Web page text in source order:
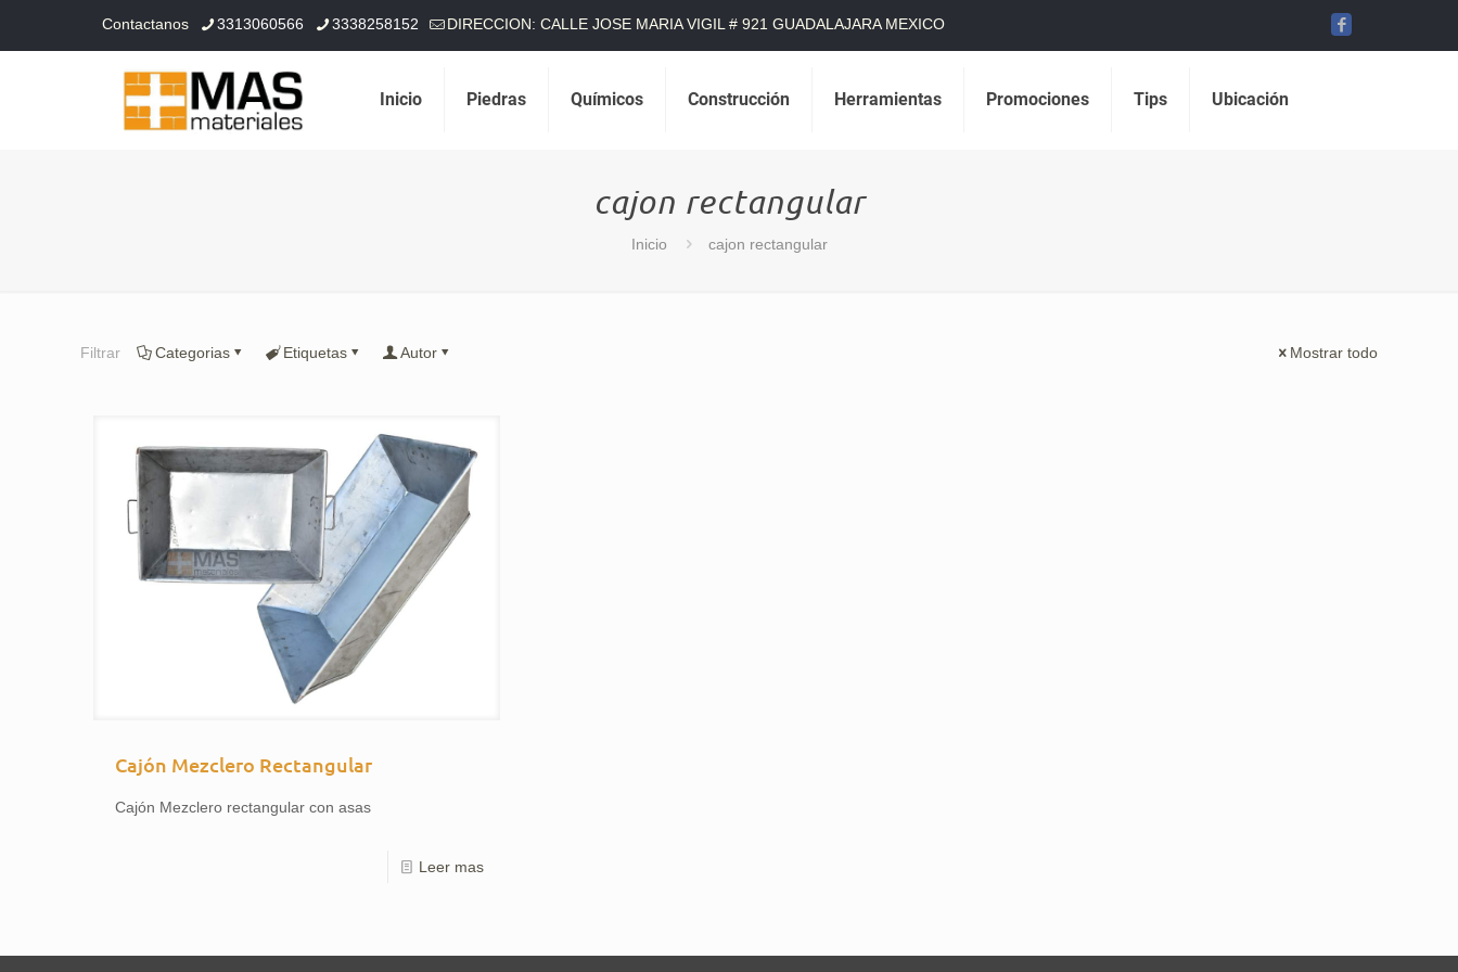
Contactanos 3313060566 3338258152 DIRECCION: CALLE JOSE MARIA VIGIL # 921 GUADALAJARA MEXICO
Inicio Piedras Químicos Construcción Herramientas Promociones Tips Ubicación
cajon rectangular
Inicio cajon rectangular
Filtrar Categorias Etiquetas Autor Mostrar todo
Cajón Mezclero Rectangular
Cajón Mezclero rectangular con asas
Leer mas